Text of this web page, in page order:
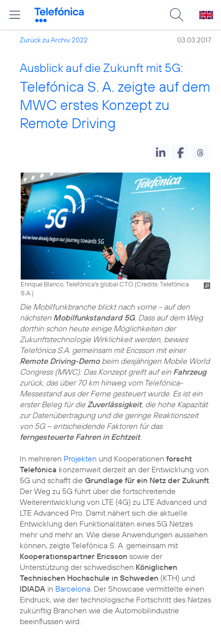
Zurück zu Archiv 2022 03.03.2017
Ausblick auf die Zukunft mit 5G:
Telefónica S. A. zeigte auf dem
MWC erstes Konzept zu
Remote Driving
Enrique Blanco, Telefónica's global CTO (Credits: Telefónica
S.A.)
Die Mobilfunkbranche blickt nach vorne - auf den
nächsten Mobilfunkstandard 5G. Dass auf dem Weg
dorthin schon heute einige Möglichkeiten der
Zukunftstechnologie Wirklichkeit werden, bewies
Telefónica S.A. gemeinsam mit Ericsson mit einer
Remote Driving-Demobeim diesjährigen Mobile World
Congress (MWC). Das Konzept greift auf ein Fahrzeug
zurück, das über 70 km hinweg vom Telefónica-
Messestand aus der Ferne gesteuert wurde. Es ist ein
erster Beleg für die Zuverlässigkeit, die hohe Kapazität
zur Datenübertragung und die geringe Reaktionszeit
von 5G – entscheidende Faktoren für das
ferngesteuerte Fahren in Echtzeit.
In mehreren Projekten und Kooperationen forscht
Telefónica konzernweit derzeit an der Entwicklung von
5G und schafft die Grundlage für ein Netz der Zukunft
Der Weg zu 5G führt über die fortschreitende
Weiterentwicklung von LTE (4G) zu LTE Advanced und
LTE Advanced Pro. Damit nähert sich die aktuelle
Entwicklung den Funktionalitäten eines 5G Netzes
mehr und mehr an. Wie diese Anwendungen aussehen
können, zeigte Telefónica S. A. gemeinsam mit
Kooperationspartner Ericsson sowie der
Unterstützung der schwedischen Königlichen
Technischen Hochschule in Schweden (KTH) und
IDIADA in Barcelona . Der Showcase vermittelte einen
Eindruck, wie der technologische Fortschritt des Netzes
zukünftig Branchen wie die Automobilindustrie
beeinflussen wird.